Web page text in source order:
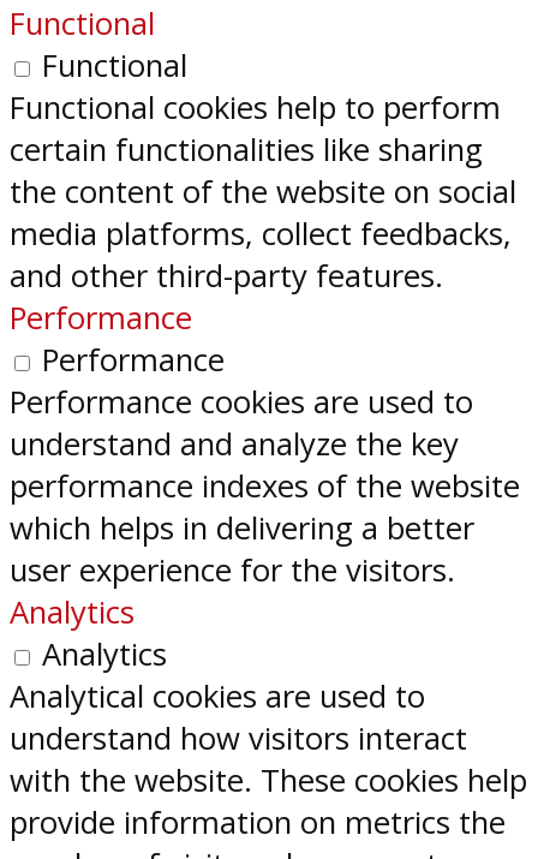
Functional
Functional
Functional cookies help to perform
certain functionalities like sharing
the content of the website on social
media platforms, collect feedbacks,
and other third-party features.
Performance
Performance
Performance cookies are used to
understand and analyze the key
performance indexes of the website
which helps in delivering a better
user experience for the visitors.
Analytics
Analytics
Analytical cookies are used to
understand how visitors interact
with the website. These cookies help
provide information on metrics the